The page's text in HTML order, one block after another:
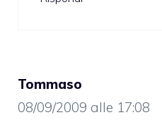
Tommaso
08/09/2009 alle 17:08